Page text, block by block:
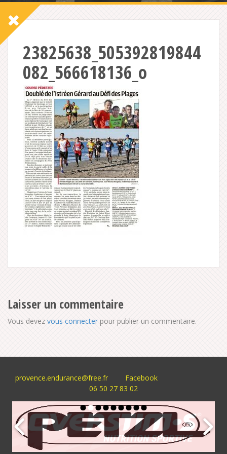
23825638_505392819844
082_566618136_o
Laisser un commentaire
Vous devez vous connecter pour publier un commentaire.
provence.endurance@free.fr
Facebook
06 50 27 83 02